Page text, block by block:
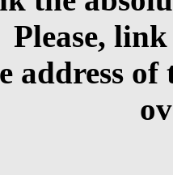
Please,
address